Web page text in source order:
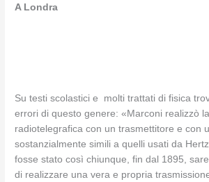
A Londra
Su testi scolastici e molti trattati di fisica
errori di questo genere: «Marconi realizzò
radiotelegrafica con un trasmettitore e con
sostanzialmente simili a quelli usati da
fosse stato così chiunque, fin dal 1895,
di realizzare una vera e propria